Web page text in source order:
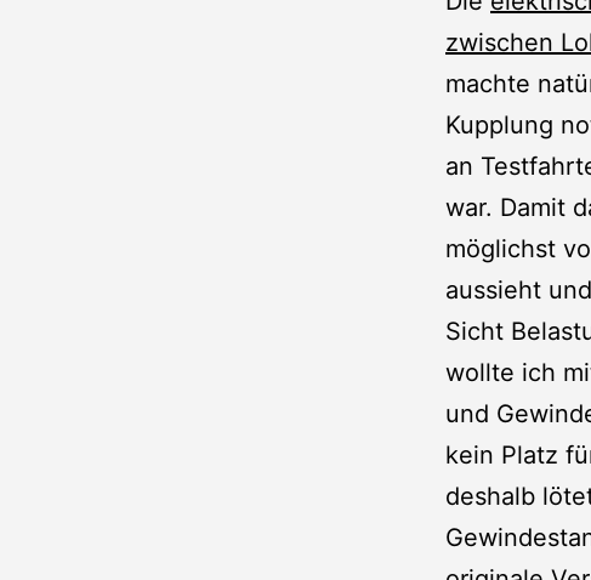
zwischen
machte
Kupplung
an
war. Damit
möglichst
aussieht
Sicht
wollte ich
und
kein Platz
deshalb